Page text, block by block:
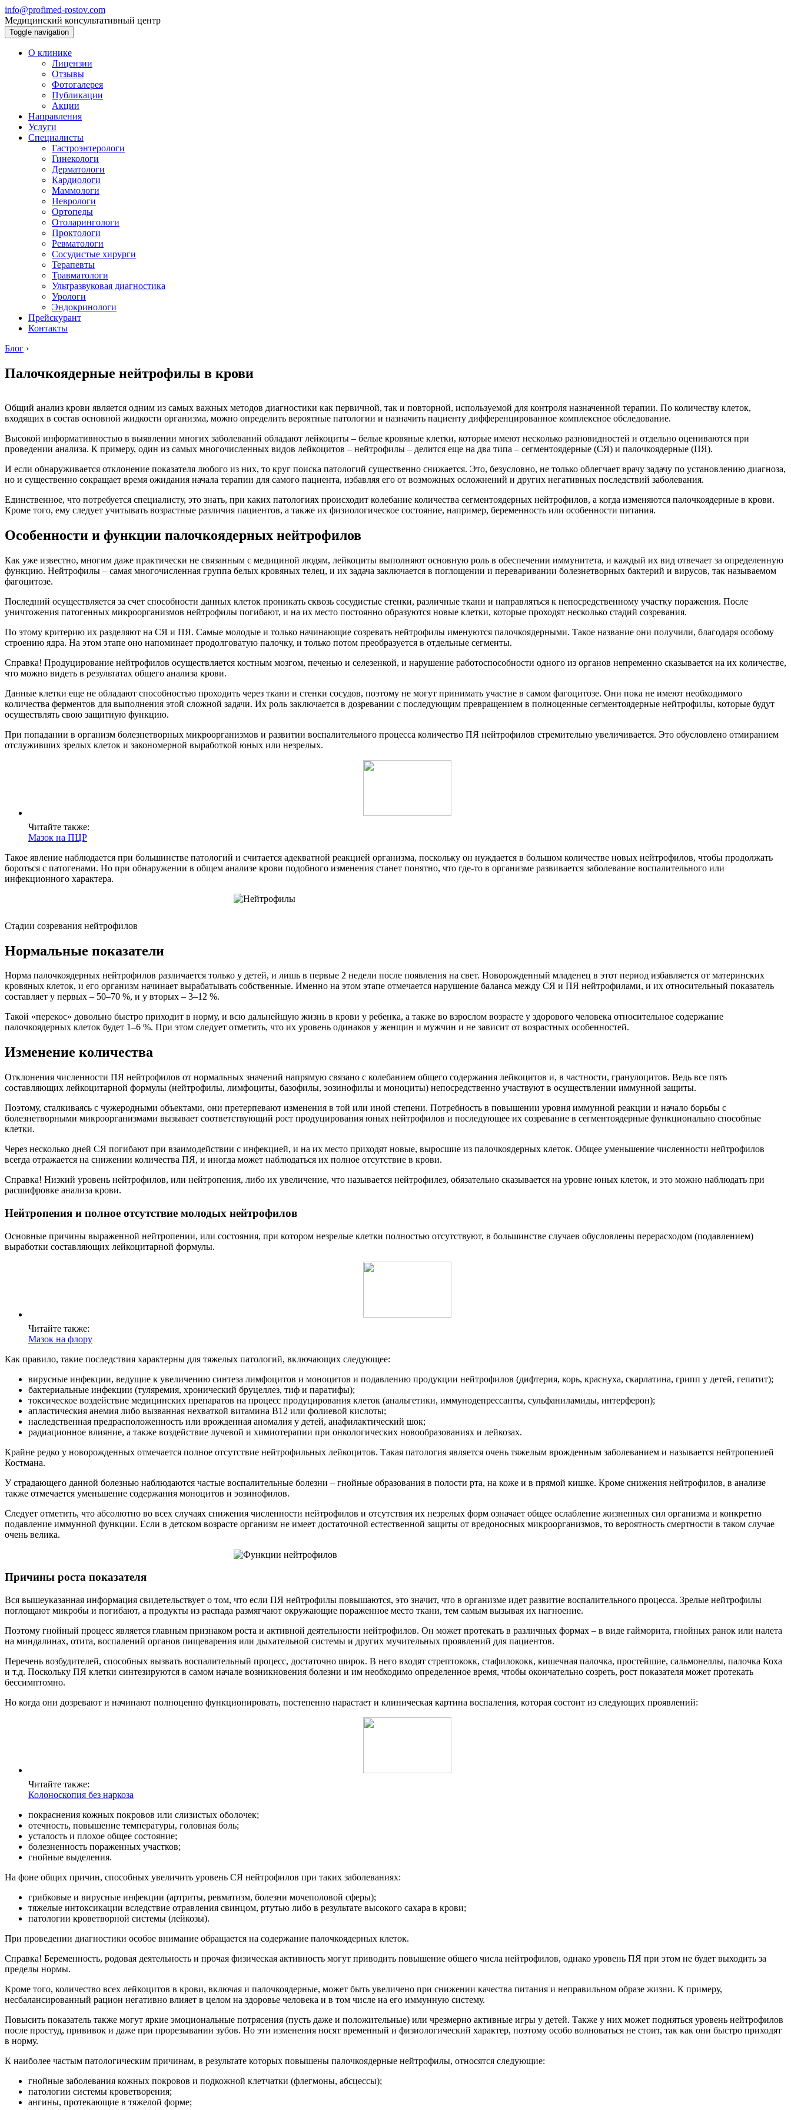
info@profimed-rostov.com
Медицинский консультативный центр
Toggle navigation
О клинике
Лицензии
Отзывы
Фотогалерея
Публикации
Акции
Направления
Услуги
Специалисты
Гастроэнтерологи
Гинекологи
Дерматологи
Кардиологи
Маммологи
Неврологи
Ортопеды
Отоларингологи
Проктологи
Ревматологи
Сосудистые хирурги
Терапевты
Травматологи
Ультразвуковая диагностика
Урологи
Эндокринологи
Прейскурант
Контакты
Блог ›
Палочкоядерные нейтрофилы в крови
Общий анализ крови является одним из самых важных методов диагностики как первичной, так и повторной, используемой для контроля назначенной терапии. По количеству клеток,
входящих в состав основной жидкости организма, можно определить вероятные патологии и назначить пациенту дифференцированное комплексное обследование.
Высокой информативностью в выявлении многих заболеваний обладают лейкоциты – белые кровяные клетки, которые имеют несколько разновидностей и отдельно оцениваются при
проведении анализа. К примеру, один из самых многочисленных видов лейкоцитов – нейтрофилы – делится еще на два типа – сегментоядерные (СЯ) и палочкоядерные (ПЯ).
И если обнаруживается отклонение показателя любого из них, то круг поиска патологий существенно снижается. Это, безусловно, не только облегчает врачу задачу по установлению диагноза,
но и существенно сокращает время ожидания начала терапии для самого пациента, избавляя его от возможных осложнений и других негативных последствий заболевания.
Единственное, что потребуется специалисту, это знать, при каких патологиях происходит колебание количества сегментоядерных нейтрофилов, а когда изменяются палочкоядерные в крови.
Кроме того, ему следует учитывать возрастные различия пациентов, а также их физиологическое состояние, например, беременность или особенности питания.
Особенности и функции палочкоядерных нейтрофилов
Как уже известно, многим даже практически не связанным с медициной людям, лейкоциты выполняют основную роль в обеспечении иммунитета, и каждый их вид отвечает за определенную
функцию. Нейтрофилы – самая многочисленная группа белых кровяных телец, и их задача заключается в поглощении и переваривании болезнетворных бактерий и вирусов, так называемом
фагоцитозе.
Последний осуществляется за счет способности данных клеток проникать сквозь сосудистые стенки, различные ткани и направляться к непосредственному участку поражения. После
уничтожения патогенных микроорганизмов нейтрофилы погибают, и на их место постоянно образуются новые клетки, которые проходят несколько стадий созревания.
По этому критерию их разделяют на СЯ и ПЯ. Самые молодые и только начинающие созревать нейтрофилы именуются палочкоядерными. Такое название они получили, благодаря особому
строению ядра. На этом этапе оно напоминает продолговатую палочку, и только потом преобразуется в отдельные сегменты.
Справка! Продуцирование нейтрофилов осуществляется костным мозгом, печенью и селезенкой, и нарушение работоспособности одного из органов непременно сказывается на их количестве,
что можно видеть в результатах общего анализа крови.
Данные клетки еще не обладают способностью проходить через ткани и стенки сосудов, поэтому не могут принимать участие в самом фагоцитозе. Они пока не имеют необходимого
количества ферментов для выполнения этой сложной задачи. Их роль заключается в дозревании с последующим превращением в полноценные сегментоядерные нейтрофилы, которые будут
осуществлять свою защитную функцию.
При попадании в организм болезнетворных микроорганизмов и развитии воспалительного процесса количество ПЯ нейтрофилов стремительно увеличивается. Это обусловлено отмиранием
отслуживших зрелых клеток и закономерной выработкой юных или незрелых.
Читайте также:
Мазок на ПЦР
Такое явление наблюдается при большинстве патологий и считается адекватной реакцией организма, поскольку он нуждается в большом количестве новых нейтрофилов, чтобы продолжать
бороться с патогенами. Но при обнаружении в общем анализе крови подобного изменения станет понятно, что где-то в организме развивается заболевание воспалительного или
инфекционного характера.
Стадии созревания нейтрофилов
Нормальные показатели
Норма палочкоядерных нейтрофилов различается только у детей, и лишь в первые 2 недели после появления на свет. Новорожденный младенец в этот период избавляется от материнских
кровяных клеток, и его организм начинает вырабатывать собственные. Именно на этом этапе отмечается нарушение баланса между СЯ и ПЯ нейтрофилами, и их относительный показатель
составляет у первых – 50–70 %, и у вторых – 3–12 %.
Такой «перекос» довольно быстро приходит в норму, и всю дальнейшую жизнь в крови у ребенка, а также во взрослом возрасте у здорового человека относительное содержание
палочкоядерных клеток будет 1–6 %. При этом следует отметить, что их уровень одинаков у женщин и мужчин и не зависит от возрастных особенностей.
Изменение количества
Отклонения численности ПЯ нейтрофилов от нормальных значений напрямую связано с колебанием общего содержания лейкоцитов и, в частности, гранулоцитов. Ведь все пять
составляющих лейкоцитарной формулы (нейтрофилы, лимфоциты, базофилы, эозинофилы и моноциты) непосредственно участвуют в осуществлении иммунной защиты.
Поэтому, сталкиваясь с чужеродными объектами, они претерпевают изменения в той или иной степени. Потребность в повышении уровня иммунной реакции и начало борьбы с
болезнетворными микроорганизмами вызывает соответствующий рост продуцирования юных нейтрофилов и последующее их созревание в сегментоядерные функционально способные
клетки.
Через несколько дней СЯ погибают при взаимодействии с инфекцией, и на их место приходят новые, выросшие из палочкоядерных клеток. Общее уменьшение численности нейтрофилов
всегда отражается на снижении количества ПЯ, и иногда может наблюдаться их полное отсутствие в крови.
Справка! Низкий уровень нейтрофилов, или нейтропения, либо их увеличение, что называется нейтрофилез, обязательно сказывается на уровне юных клеток, и это можно наблюдать при
расшифровке анализа крови.
Нейтропения и полное отсутствие молодых нейтрофилов
Основные причины выраженной нейтропении, или состояния, при котором незрелые клетки полностью отсутствуют, в большинстве случаев обусловлены перерасходом (подавлением)
выработки составляющих лейкоцитарной формулы.
Читайте также:
Мазок на флору
Как правило, такие последствия характерны для тяжелых патологий, включающих следующее:
вирусные инфекции, ведущие к увеличению синтеза лимфоцитов и моноцитов и подавлению продукции нейтрофилов (дифтерия, корь, краснуха, скарлатина, грипп у детей, гепатит);
бактериальные инфекции (туляремия, хронический бруцеллез, тиф и паратифы);
токсическое воздействие медицинских препаратов на процесс продуцирования клеток (анальгетики, иммунодепрессанты, сульфаниламиды, интерферон);
апластическия анемия либо вызванная нехваткой витамина В12 или фолиевой кислоты;
наследственная предрасположенность или врожденная аномалия у детей, анафилактический шок;
радиационное влияние, а также воздействие лучевой и химиотерапии при онкологических новообразованиях и лейкозах.
Крайне редко у новорожденных отмечается полное отсутствие нейтрофильных лейкоцитов. Такая патология является очень тяжелым врожденным заболеванием и называется нейтропенией
Костмана.
У страдающего данной болезнью наблюдаются частые воспалительные болезни – гнойные образования в полости рта, на коже и в прямой кишке. Кроме снижения нейтрофилов, в анализе
также отмечается уменьшение содержания моноцитов и эозинофилов.
Следует отметить, что абсолютно во всех случаях снижения численности нейтрофилов и отсутствия их незрелых форм означает общее ослабление жизненных сил организма и конкретно
подавление иммунной функции. Если в детском возрасте организм не имеет достаточной естественной защиты от вредоносных микроорганизмов, то вероятность смертности в таком случае
очень велика.
Причины роста показателя
Вся вышеуказанная информация свидетельствует о том, что если ПЯ нейтрофилы повышаются, это значит, что в организме идет развитие воспалительного процесса. Зрелые нейтрофилы
поглощают микробы и погибают, а продукты из распада размягчают окружающие пораженное место ткани, тем самым вызывая их нагноение.
Поэтому гнойный процесс является главным признаком роста и активной деятельности нейтрофилов. Он может протекать в различных формах – в виде гайморита, гнойных ранок или налета
на миндалинах, отита, воспалений органов пищеварения или дыхательной системы и других мучительных проявлений для пациентов.
Перечень возбудителей, способных вызвать воспалительный процесс, достаточно широк. В него входят стрептококк, стафилококк, кишечная палочка, простейшие, сальмонеллы, палочка Коха
и т.д. Поскольку ПЯ клетки синтезируются в самом начале возникновения болезни и им необходимо определенное время, чтобы окончательно созреть, рост показателя может протекать
бессимптомно.
Но когда они дозревают и начинают полноценно функционировать, постепенно нарастает и клиническая картина воспаления, которая состоит из следующих проявлений:
Читайте также:
Колоноскопия без наркоза
покраснения кожных покровов или слизистых оболочек;
отечность, повышение температуры, головная боль;
усталость и плохое общее состояние;
болезненность пораженных участков;
гнойные выделения.
На фоне общих причин, способных увеличить уровень СЯ нейтрофилов при таких заболеваниях:
грибковые и вирусные инфекции (артриты, ревматизм, болезни мочеполовой сферы);
тяжелые интоксикации вследствие отравления свинцом, ртутью либо в результате высокого сахара в крови;
патологии кроветворной системы (лейкозы).
При проведении диагностики особое внимание обращается на содержание палочкоядерных клеток.
Справка! Беременность, родовая деятельность и прочая физическая активность могут приводить повышение общего числа нейтрофилов, однако уровень ПЯ при этом не будет выходить за
пределы нормы.
Кроме того, количество всех лейкоцитов в крови, включая и палочкоядерные, может быть увеличено при снижении качества питания и неправильном образе жизни. К примеру,
несбалансированный рацион негативно влияет в целом на здоровье человека и в том числе на его иммунную систему.
Повысить показатель также могут яркие эмоциональные потрясения (пусть даже и положительные) или чрезмерно активные игры у детей. Также у них может подняться уровень нейтрофилов
после простуд, прививок и даже при прорезывании зубов. Но эти изменения носят временный и физиологический характер, поэтому особо волноваться не стоит, так как они быстро приходят
в норму.
К наиболее частым патологическим причинам, в результате которых повышены палочкоядерные нейтрофилы, относятся следующие:
гнойные заболевания кожных покровов и подкожной клетчатки (флегмоны, абсцессы);
патологии системы кроветворения;
ангины, протекающие в тяжелой форме;